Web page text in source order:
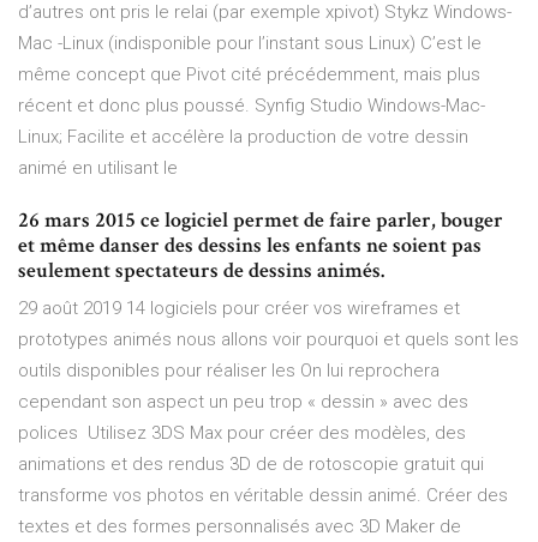
d’autres ont pris le relai (par exemple xpivot) Stykz Windows-
Mac -Linux (indisponible pour l’instant sous Linux) C’est le
même concept que Pivot cité précédemment, mais plus
récent et donc plus poussé. Synfig Studio Windows-Mac-
Linux; Facilite et accélère la production de votre dessin
animé en utilisant le
26 mars 2015 ce logiciel permet de faire parler, bouger
et même danser des dessins les enfants ne soient pas
seulement spectateurs de dessins animés.
29 août 2019 14 logiciels pour créer vos wireframes et
prototypes animés nous allons voir pourquoi et quels sont les
outils disponibles pour réaliser les On lui reprochera
cependant son aspect un peu trop « dessin » avec des
polices Utilisez 3DS Max pour créer des modèles, des
animations et des rendus 3D de de rotoscopie gratuit qui
transforme vos photos en véritable dessin animé. Créer des
textes et des formes personnalisés avec 3D Maker de